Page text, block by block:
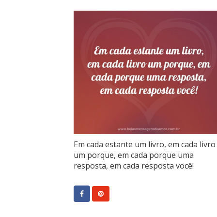
Em cada estante um livro, em cada livro
um porque, em cada porque uma
resposta, em cada resposta você!